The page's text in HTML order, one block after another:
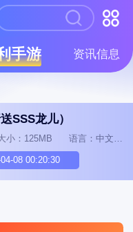
手游 资讯信息
SSS龙儿）
小：125MB 语言：中文
08 00:20:30